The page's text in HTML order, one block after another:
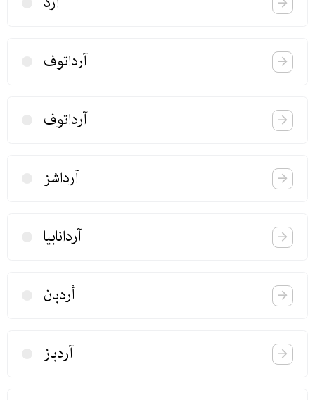
آرداتوف
آرداتوف
آرداشز
آردانابیا
أردبان
آردباز